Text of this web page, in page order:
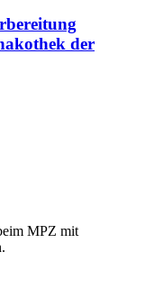
der
MPZ mit